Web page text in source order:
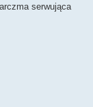
serwująca